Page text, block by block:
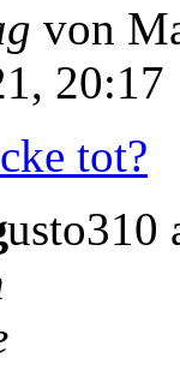
von
20:17
tot?